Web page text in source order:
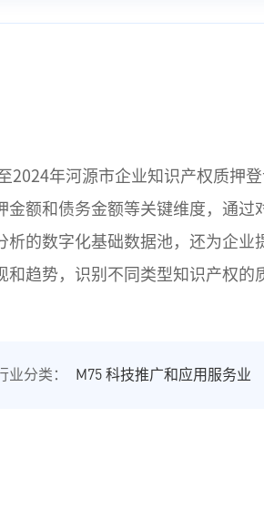
年河源市企业知识产权质押
额和债务金额等关键维度，通
的数字化基础数据池，还为企业
趋势，识别不同类型知识产权
业分类： M75 科技推广和应用服务业